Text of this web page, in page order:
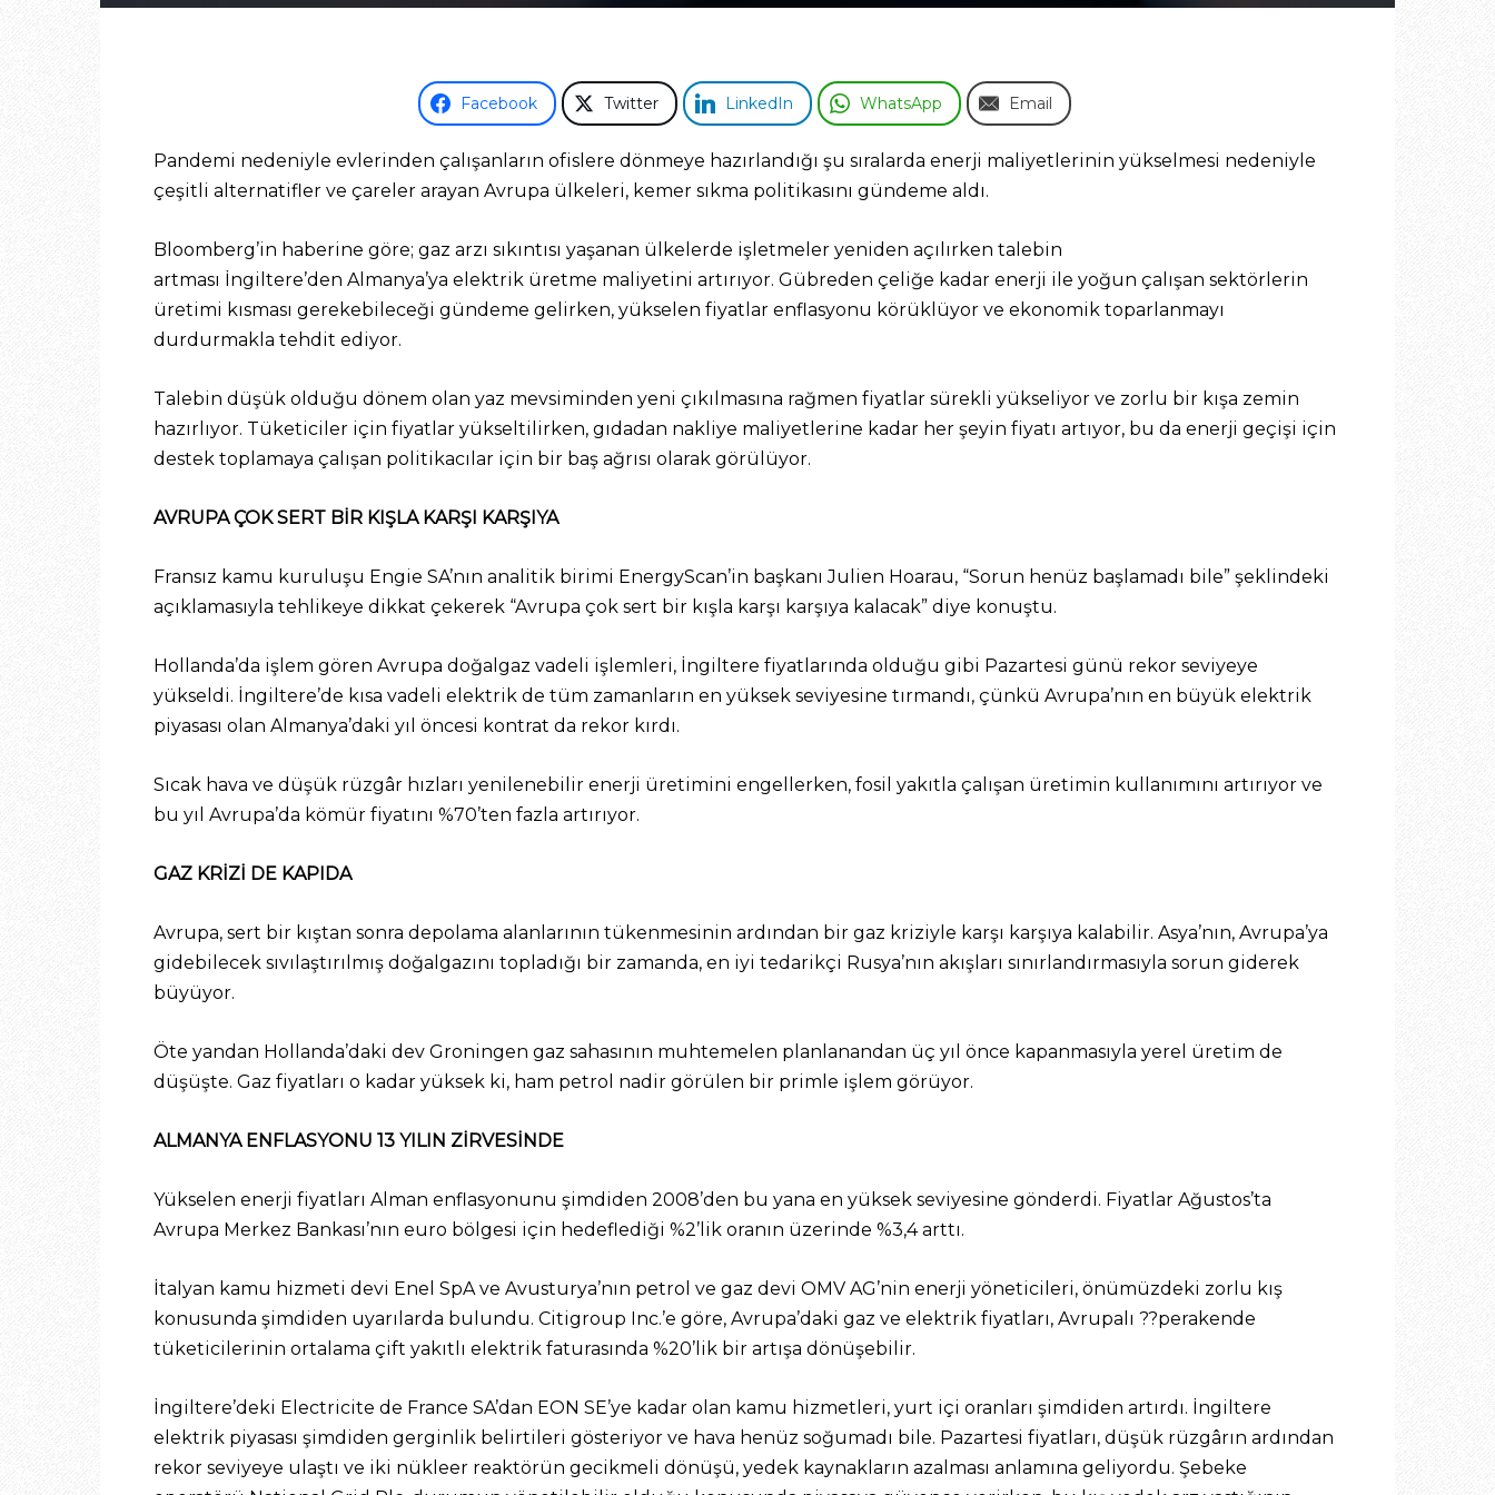
Facebook Twitter LinkedIn WhatsApp Email
Pandemi nedeniyle evlerinden çalışanların ofislere dönmeye hazırlandığı şu sıralarda enerji maliyetlerinin yükselmesi nedeniyle
çeşitli alternatifler ve çareler arayan Avrupa ülkeleri, kemer sıkma politikasını gündeme aldı.
Bloomberg’in haberine göre; gaz arzı sıkıntısı yaşanan ülkelerde işletmeler yeniden açılırken talebin
artması İngiltere’den Almanya’ya elektrik üretme maliyetini artırıyor. Gübreden çeliğe kadar enerji ile yoğun çalışan sektörlerin
üretimi kısması gerekebileceği gündeme gelirken, yükselen fiyatlar enflasyonu körüklüyor ve ekonomik toparlanmayı
durdurmakla tehdit ediyor.
Talebin düşük olduğu dönem olan yaz mevsiminden yeni çıkılmasına rağmen fiyatlar sürekli yükseliyor ve zorlu bir kışa zemin
hazırlıyor. Tüketiciler için fiyatlar yükseltilirken, gıdadan nakliye maliyetlerine kadar her şeyin fiyatı artıyor, bu da enerji geçişi için
destek toplamaya çalışan politikacılar için bir baş ağrısı olarak görülüyor.
AVRUPA ÇOK SERT BİR KIŞLA KARŞI KARŞIYA
Fransız kamu kuruluşu Engie SA’nın analitik birimi EnergyScan’in başkanı Julien Hoarau, “Sorun henüz başlamadı bile” şeklindeki
açıklamasıyla tehlikeye dikkat çekerek “Avrupa çok sert bir kışla karşı karşıya kalacak” diye konuştu.
Hollanda’da işlem gören Avrupa doğalgaz vadeli işlemleri, İngiltere fiyatlarında olduğu gibi Pazartesi günü rekor seviyeye
yükseldi. İngiltere’de kısa vadeli elektrik de tüm zamanların en yüksek seviyesine tırmandı, çünkü Avrupa’nın en büyük elektrik
piyasası olan Almanya’daki yıl öncesi kontrat da rekor kırdı.
Sıcak hava ve düşük rüzgâr hızları yenilenebilir enerji üretimini engellerken, fosil yakıtla çalışan üretimin kullanımını artırıyor ve
bu yıl Avrupa’da kömür fiyatını %70’ten fazla artırıyor.
GAZ KRİZİ DE KAPIDA
Avrupa, sert bir kıştan sonra depolama alanlarının tükenmesinin ardından bir gaz kriziyle karşı karşıya kalabilir. Asya’nın, Avrupa’ya
gidebilecek sıvılaştırılmış doğalgazını topladığı bir zamanda, en iyi tedarikçi Rusya’nın akışları sınırlandırmasıyla sorun giderek
büyüyor.
Öte yandan Hollanda’daki dev Groningen gaz sahasının muhtemelen planlanandan üç yıl önce kapanmasıyla yerel üretim de
düşüşte. Gaz fiyatları o kadar yüksek ki, ham petrol nadir görülen bir primle işlem görüyor.
ALMANYA ENFLASYONU 13 YILIN ZİRVESİNDE
Yükselen enerji fiyatları Alman enflasyonunu şimdiden 2008’den bu yana en yüksek seviyesine gönderdi. Fiyatlar Ağustos’ta
Avrupa Merkez Bankası’nın euro bölgesi için hedeflediği %2’lik oranın üzerinde %3,4 arttı.
İtalyan kamu hizmeti devi Enel SpA ve Avusturya’nın petrol ve gaz devi OMV AG’nin enerji yöneticileri, önümüzdeki zorlu kış
konusunda şimdiden uyarılarda bulundu. Citigroup Inc.’e göre, Avrupa’daki gaz ve elektrik fiyatları, Avrupalı ??perakende
tüketicilerinin ortalama çift yakıtlı elektrik faturasında %20’lik bir artışa dönüşebilir.
İngiltere’deki Electricite de France SA’dan EON SE’ye kadar olan kamu hizmetleri, yurt içi oranları şimdiden artırdı. İngiltere
elektrik piyasası şimdiden gerginlik belirtileri gösteriyor ve hava henüz soğumadı bile. Pazartesi fiyatları, düşük rüzgârın ardından
rekor seviyeye ulaştı ve iki nükleer reaktörün gecikmeli dönüşü, yedek kaynakların azalması anlamına geliyordu. Şebeke